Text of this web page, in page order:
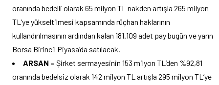
oranında bedelli olarak 65 milyon TL nakden artışla 265 milyon
TL’ye yükseltilmesi kapsamında rüçhan haklarının
kullandırılmasının ardından kalan 181.109 adet pay bugün ve yarın
Borsa Birincil Piyasa’da satılacak.
ARSAN – Şirket sermayesinin 153 milyon TL’den %92,81
oranında bedelsiz olarak 142 milyon TL artışla 295 milyon TL’ye